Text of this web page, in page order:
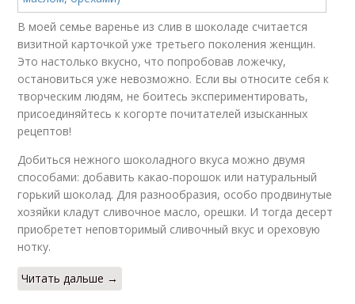
В моей семье варенье из слив в шоколаде считается
визитной карточкой уже третьего поколения женщин.
Это настолько вкусно, что попробовав ложечку,
остановиться уже невозможно. Если вы относите себя к
творческим людям, не боитесь экспериментировать,
присоединяйтесь к когорте почитателей изысканных
рецептов!
Добиться нежного шоколадного вкуса можно двумя
способами: добавить какао-порошок или натуральный
горький шоколад. Для разнообразия, особо продвинутые
хозяйки кладут сливочное масло, орешки. И тогда десерт
приобретет неповторимый сливочный вкус и ореховую
нотку.
Читать дальше →